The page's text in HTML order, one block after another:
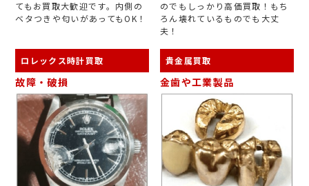
てもお買取大歓迎です。内側の
ベタつきや匂いがあってもOK！
のでもしっかり高価買取！もち
ろん壊れているものでも大丈
夫！
ロレックス時計買取
故障・破損
貴金属買取
金歯や工業製品